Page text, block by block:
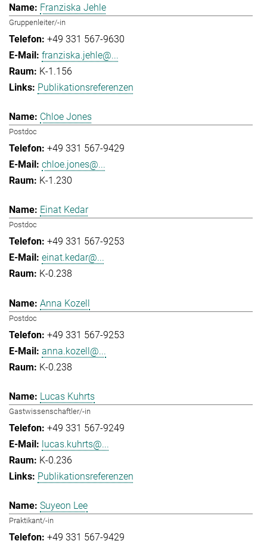
Franziska Jehle
Gruppenleiter/-in
+49 331 567-9630
franziska.jehle@...
K-1.156
Publikationsreferenzen
Chloe Jones
Postdoc
+49 331 567-9429
chloe.jones@...
K-1.230
Einat Kedar
Postdoc
+49 331 567-9253
einat.kedar@...
K-0.238
Anna Kozell
Postdoc
+49 331 567-9253
anna.kozell@...
K-0.238
Lucas Kuhrts
Gastwissenschaftler/-in
+49 331 567-9249
lucas.kuhrts@...
K-0.236
Publikationsreferenzen
Suyeon Lee
Praktikant/-in
+49 331 567-9429